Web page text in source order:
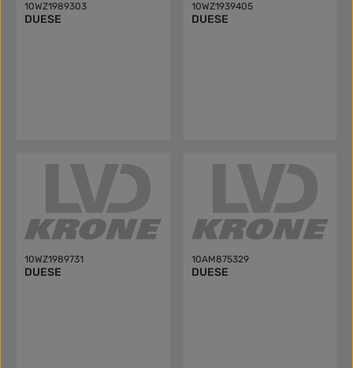
10WZ1989303
DUESE
10WZ1939405
DUESE
10WZ1989731
DUESE
10AM875329
DUESE